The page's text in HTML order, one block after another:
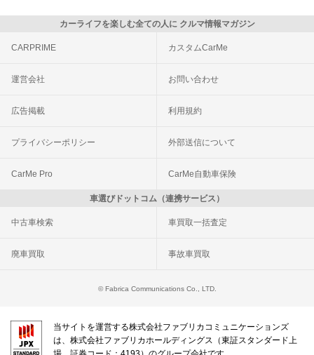
カーライフを楽しむ全ての人に クルマ情報マガジン
CARPRIME カスタムCarMe
運営会社 お問い合わせ
広告掲載 利用規約
プライバシーポリシー 外部送信について
CarMe Pro CarMe自動車保険
車選びドットコム（連携サービス）
中古車検索 車買取一括査定
廃車買取 事故車買取
© Fabrica Communications Co., LTD.
当サイトを運営する株式会社ファブリカコミュニケーションズ
は、株式会社ファブリカホールディングス（東証スタンダード上